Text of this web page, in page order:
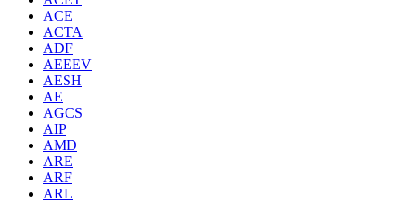
ACE
ACTA
ADF
AEEEV
AESH
AE
AGCS
AIP
AMD
ARE
ARF
ARL